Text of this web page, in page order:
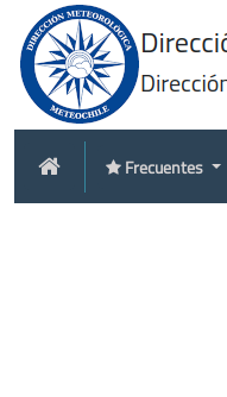
Frecuentes